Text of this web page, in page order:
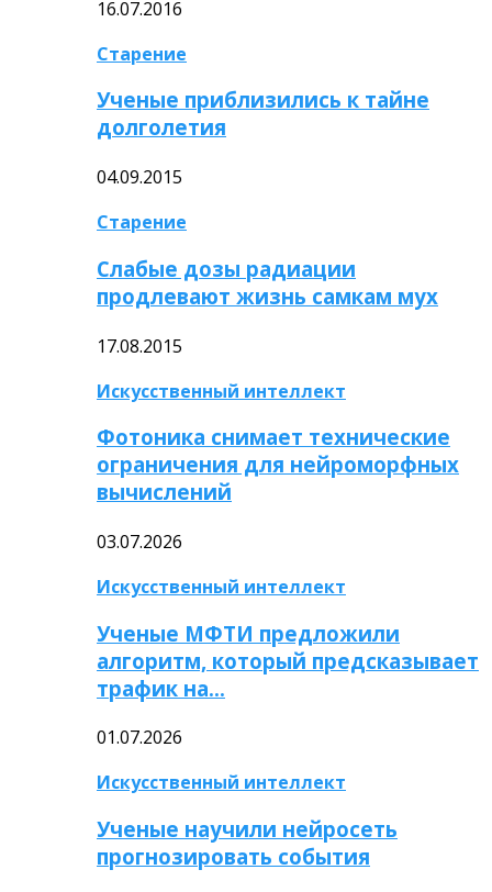
16.07.2016
Старение
Ученые приблизились к тайне
долголетия
04.09.2015
Старение
Слабые дозы радиации
продлевают жизнь самкам мух
17.08.2015
Искусственный интеллект
Фотоника снимает технические
ограничения для нейроморфных
вычислений
03.07.2026
Искусственный интеллект
Ученые МФТИ предложили
алгоритм, который предсказывает
трафик на…
01.07.2026
Искусственный интеллект
Ученые научили нейросеть
прогнозировать события